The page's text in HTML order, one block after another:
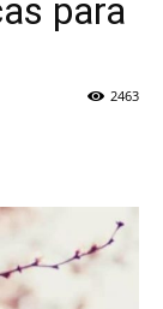
para
2463